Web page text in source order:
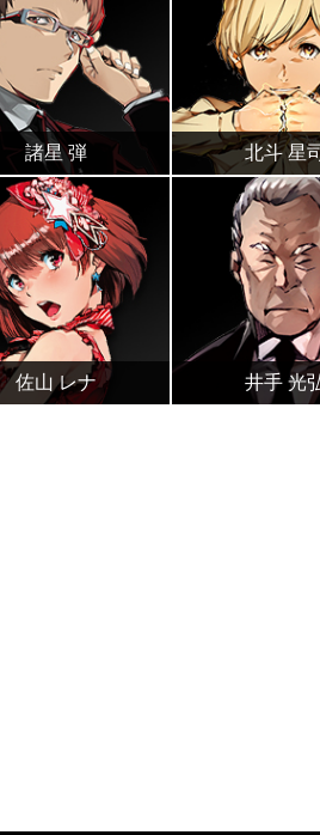
諸星 弾 北斗 星
佐山 レナ 井手 光